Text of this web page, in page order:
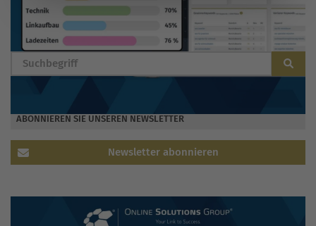
BLOG DURCHSUCHEN
ABONNIEREN SIE UNSEREN NEWSLETTER
Newsletter abonnieren